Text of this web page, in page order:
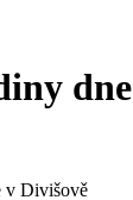
dne
v Divišově